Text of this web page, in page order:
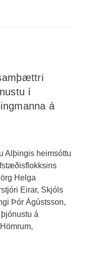
í
á
Alþingis heimsóttu
Helga
Eirar, Skjóls
Þór Ágústsson,
á